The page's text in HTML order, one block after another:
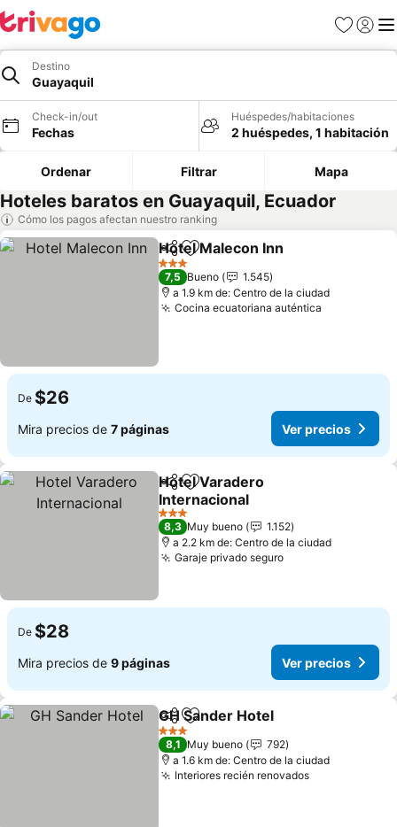
Favoritos
Iniciar
Destino
Guayaquil
Check-in/out
Fechas
Huéspedes/habitaciones
2 huéspedes, 1 habitación
Ordenar Filtrar Mapa
Hoteles baratos en Guayaquil, Ecuador
Cómo los pagos afectan nuestro ranking
CompartirAgregar a favoritos
Hotel Malecon Inn
3 Estrellas
7,5 Bueno
1.545
a 1.9 km de: Centro de la ciudad
Cocina ecuatoriana auténtica
De $26
Mira precios de 7 páginas Ver precios
CompartirAgregar a favoritos
Hotel Varadero
Internacional
3 Estrellas
8,3 Muy bueno
1.152
a 2.2 km de: Centro de la ciudad
Garaje privado seguro
De $28
Mira precios de 9 páginas Ver precios
CompartirAgregar a favoritos
GH Sander Hotel
3 Estrellas
8,1 Muy bueno
792
a 1.6 km de: Centro de la ciudad
Interiores recién renovados